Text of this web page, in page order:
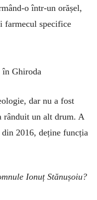
o într-un orășel,
farmecul specifice
în Ghiroda
dar nu a fost
rânduit un alt drum. A
2016, deține funcția
Ionuț Stănușoiu?